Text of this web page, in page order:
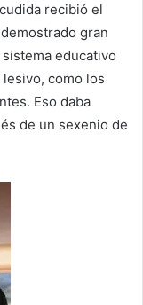
recibió el
gran
educativo
como los
Eso daba
de un sexenio de